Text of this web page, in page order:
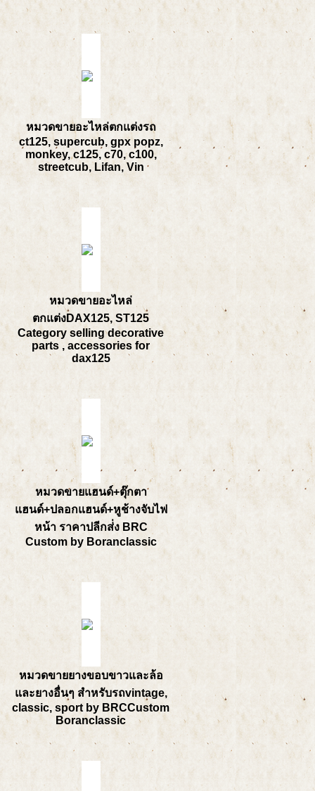
หมวดขายอะไหล่ตกแต่งรถ
ct125, supercub, gpx popz,
monkey, c125, c70, c100,
streetcub, Lifan, Vin
หมวดขายอะไหล่
ตกแต่งDAX125, ST125
Category selling decorative
parts , accessories for
dax125
หมวดขายแฮนด์+ตุ๊กตา
แฮนด์+ปลอกแฮนด์+หูช้างจับไฟ
หน้า ราคาปลีกส่่ง BRC
Custom by Boranclassic
หมวดขายยางขอบขาวและล้อ
และยางอื่นๆ สำหรับรถvintage,
classic, sport by BRCCustom
Boranclassic